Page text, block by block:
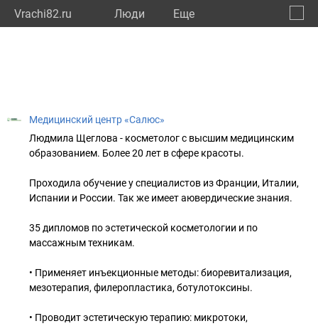
Vrachi82.ru Люди Eще
Медицинский центр «Салюс»
Людмила Щеглова - косметолог с высшим медицинским
образованием. Более 20 лет в сфере красоты.
Проходила обучение у специалистов из Франции, Италии,
Испании и России. Так же имеет аювердические знания.
35 дипломов по эстетической косметологии и по
массажным техникам.
• Применяет инъекционные методы: биоревитализация,
мезотерапия, филеропластика, ботулотоксины.
• Проводит эстетическую терапию: микротоки,